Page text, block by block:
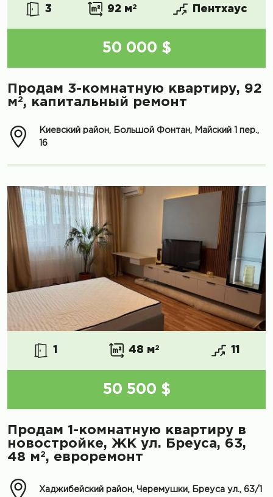
3 92 м2 Пентхаус
50 000 $
Продам 3-комнатную квартиру, 92
м2, капитальный ремонт
Киевский район, Большой Фонтан, Майский 1 пер.,
16
1 48 м2 11
50 500 $
Продам 1-комнатную квартиру в
новостройке, ЖК ул. Бреуса, 63,
48 м2, евроремонт
Хаджибейский район, Черемушки, Бреуса ул., 63/1